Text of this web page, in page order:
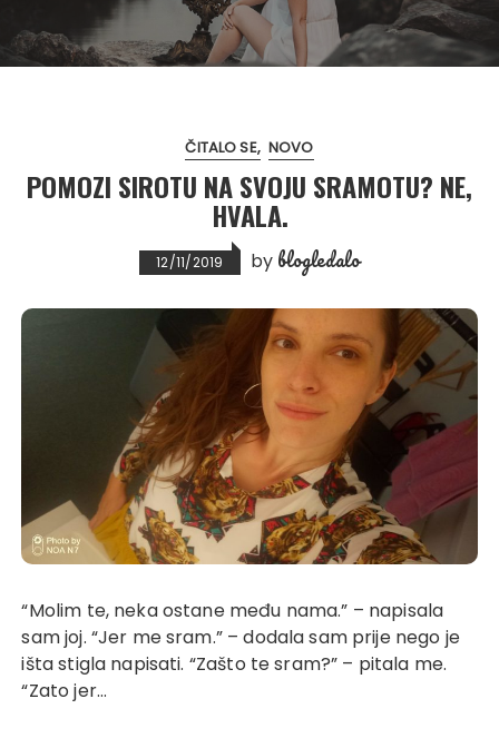
ČITALO SE NOVO
POMOZI SIROTU NA SVOJU SRAMOTU? NE,
HVALA.
12/11/2019 by blogledalo
“Molim te, neka ostane među nama.” – napisala
sam joj. “Jer me sram.” – dodala sam prije nego je
išta stigla napisati. “Zašto te sram?” – pitala me.
“Zato jer…